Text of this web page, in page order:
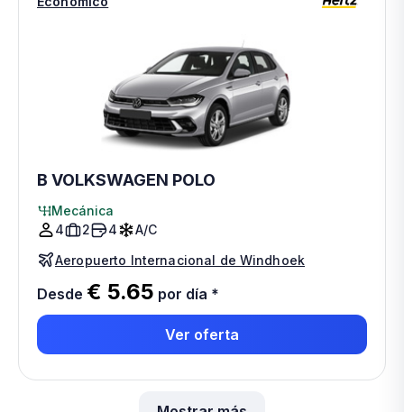
B VOLKSWAGEN POLO
Mecánica
4
2 4
A/C
Aeropuerto Internacional de Windhoek
Desde € 5.65 por día *
Ver oferta